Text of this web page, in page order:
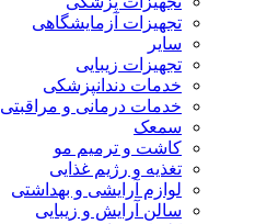
تجهیزات آزمایشگاهی
سایر
تجهیزات زیبایی
خدمات دندانپزشکی
خدمات درمانی و مراقبتی
سمعک
کاشت و ترمیم مو
تغذیه و رژیم غذایی
لوازم آرایشی و بهداشتی
سالن آرایش و زیبایی